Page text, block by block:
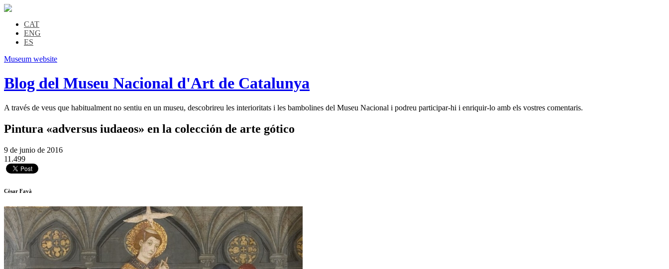
CAT
ENG
ES
Museum website
Blog del Museu Nacional d'Art de Catalunya
A través de veus que habitualment no sentiu en un museu, descobrireu les interioritats i les bambolines del Museu Nacional i podreu participar-hi i enriquir-lo amb els vostres comentaris.
Pintura «adversus iudaeos» en la colección de arte gótico
9 de junio de 2016
11.499
Cèsar Favà